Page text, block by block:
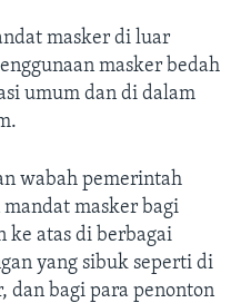
masker di luar
masker bedah
umum dan di dalam
wabah pemerintah
masker bagi
ke atas di berbagai
yang sibuk seperti di
dan bagi para penonton